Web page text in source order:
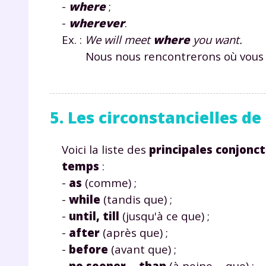
- where;
- wherever.
Ex. : We will meet whereyou want.
Nous nous rencontrerons où vous
5. Les circonstancielles
Voici la liste des principales
temps :
- as (comme) ;
- while (tandis que) ;
- until, till (jusqu'à ce que) ;
- after (après que) ;
- before (avant que) ;
*